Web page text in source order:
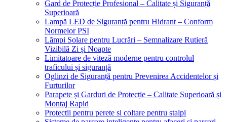
Gard de Protecție Profesional – Calitate și Siguranță
Superioară
Lampă LED de Siguranță pentru Hidrant – Conform
Normelor PSI
Lămpi Solare pentru Lucrări – Semnalizare Rutieră
Vizibilă Zi și Noapte
Limitatoare de viteză moderne pentru controlul
traficului și siguranță
Oglinzi de Siguranță pentru Prevenirea Accidentelor și
Furturilor
Parapete și Garduri de Protecție – Calitate Superioară și
Montaj Rapid
Protectii pentru perete si coltare pentru stalpi